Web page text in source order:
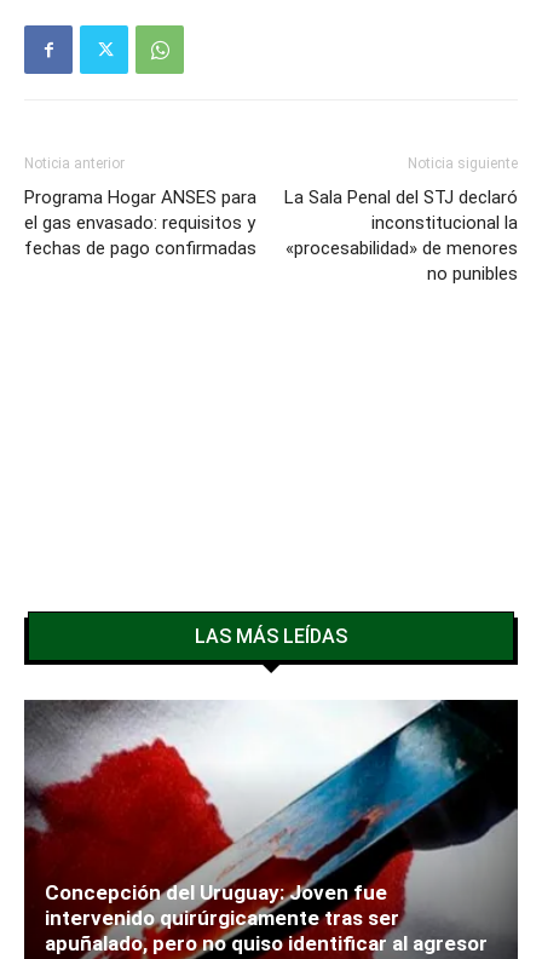
Noticia anterior
Programa Hogar ANSES para
el gas envasado: requisitos y
fechas de pago confirmadas
Noticia siguiente
La Sala Penal del STJ declaró
inconstitucional la
«procesabilidad» de menores
no punibles
LAS MÁS LEÍDAS
Concepción del Uruguay: Joven fue
intervenido quirúrgicamente tras ser
apuñalado, pero no quiso identificar al agresor